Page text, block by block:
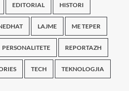
EDITORIAL HISTORI
LAJME ME TEPER
PERSONALITETE REPORTAZH
TECH TEKNOLOGJIA